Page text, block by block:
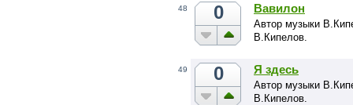
48 0 Вавилон
Автор музыки
В.Кипелов.
49 0 Я здесь
Автор музыки
В.Кипелов.